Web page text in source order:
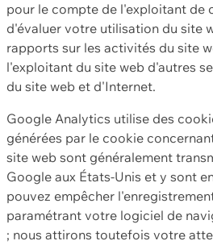
pour le compte de l'exploitant de
d'évaluer votre utilisation du site
rapports sur les activités du site
l'exploitant du site web d'autres
du site web et d'Internet.
Google Analytics utilise des
générées par le cookie
site web sont généralement
Google aux États-Unis et y sont
pouvez empêcher
paramétrant votre logiciel de
; nous attirons toutefois votre